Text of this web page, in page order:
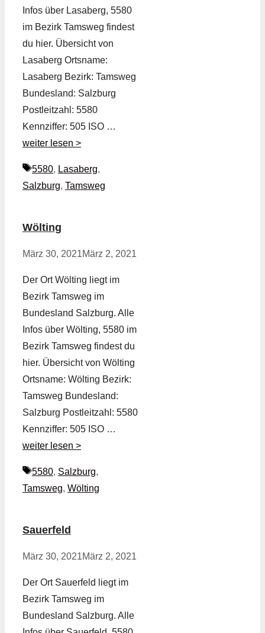
Infos über Lasaberg, 5580
im Bezirk Tamsweg findest
du hier. Übersicht von
Lasaberg Ortsname:
Lasaberg Bezirk: Tamsweg
Bundesland: Salzburg
Postleitzahl: 5580
Kennziffer: 505 ISO …
weiter lesen >
Schlagwörter
5580, Lasaberg,
Salzburg, Tamsweg
Wölting
März 30, 2021März 2, 2021
Der Ort Wölting liegt im
Bezirk Tamsweg im
Bundesland Salzburg. Alle
Infos über Wölting, 5580 im
Bezirk Tamsweg findest du
hier. Übersicht von Wölting
Ortsname: Wölting Bezirk:
Tamsweg Bundesland:
Salzburg Postleitzahl: 5580
Kennziffer: 505 ISO …
weiter lesen >
Schlagwörter
5580, Salzburg,
Tamsweg, Wölting
Sauerfeld
März 30, 2021März 2, 2021
Der Ort Sauerfeld liegt im
Bezirk Tamsweg im
Bundesland Salzburg. Alle